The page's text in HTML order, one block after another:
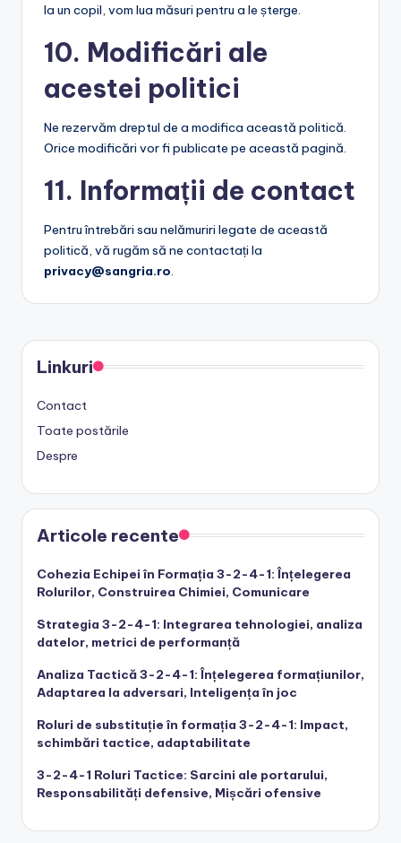
la un copil, vom lua măsuri pentru a le șterge.
10. Modificări ale
acestei politici
Ne rezervăm dreptul de a modifica această politică.
Orice modificări vor fi publicate pe această pagină.
11. Informații de contact
Pentru întrebări sau nelămuriri legate de această
politică, vă rugăm să ne contactați la
privacy@sangria.ro.
Linkuri
Contact
Toate postările
Despre
Articole recente
Cohezia Echipei în Formația 3-2-4-1: Înțelegerea
Rolurilor, Construirea Chimiei, Comunicare
Strategia 3-2-4-1: Integrarea tehnologiei, analiza
datelor, metrici de performanță
Analiza Tactică 3-2-4-1: Înțelegerea formațiunilor,
Adaptarea la adversari, Inteligența în joc
Roluri de substituție în formația 3-2-4-1: Impact,
schimbări tactice, adaptabilitate
3-2-4-1 Roluri Tactice: Sarcini ale portarului,
Responsabilități defensive, Mișcări ofensive